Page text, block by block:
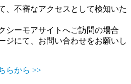
、不審なアクセスとして検知いた
シーモアサイトへご訪問の場合
ジにて、お問い合わせをお願いし
らから >>